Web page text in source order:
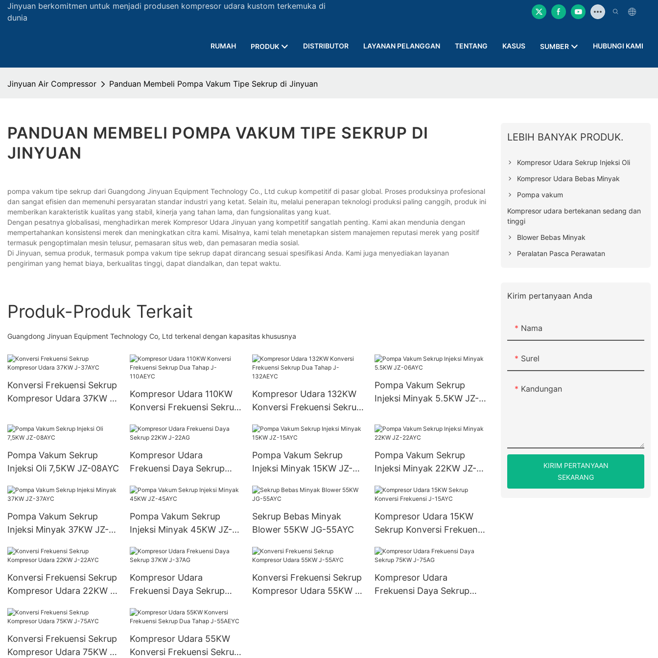
Jinyuan berkomitmen untuk menjadi produsen kompresor udara kustom terkemuka di
dunia
RUMAH PRODUK DISTRIBUTOR LAYANAN PELANGGAN TENTANG KASUS SUMBER HUBUNGI KAMI
Jinyuan Air Compressor Panduan Membeli Pompa Vakum Tipe Sekrup di Jinyuan
PANDUAN MEMBELI POMPA VAKUM TIPE SEKRUP DI
JINYUAN
pompa vakum tipe sekrup dari Guangdong Jinyuan Equipment Technology Co., Ltd cukup kompetitif di pasar global. Proses produksinya profesional
dan sangat efisien dan memenuhi persyaratan standar industri yang ketat. Selain itu, melalui penerapan teknologi produksi paling canggih, produk ini
memberikan karakteristik kualitas yang stabil, kinerja yang tahan lama, dan fungsionalitas yang kuat.
Dengan pesatnya globalisasi, menghadirkan merek Kompresor Udara Jinyuan yang kompetitif sangatlah penting. Kami akan mendunia dengan
mempertahankan konsistensi merek dan meningkatkan citra kami. Misalnya, kami telah menetapkan sistem manajemen reputasi merek yang positif
termasuk pengoptimalan mesin telusur, pemasaran situs web, dan pemasaran media sosial.
Di Jinyuan, semua produk, termasuk pompa vakum tipe sekrup dapat dirancang sesuai spesifikasi Anda. Kami juga menyediakan layanan
pengiriman yang hemat biaya, berkualitas tinggi, dapat diandalkan, dan tepat waktu.
Produk-Produk Terkait
Guangdong Jinyuan Equipment Technology Co, Ltd terkenal dengan kapasitas khususnya
Konversi Frekuensi Sekrup
Kompresor Udara 37KW J-
Kompresor Udara 110KW
Konversi Frekuensi Sekrup
Kompresor Udara 132KW
Konversi Frekuensi Sekrup
Pompa Vakum Sekrup
Injeksi Minyak 5.5KW JZ-
Pompa Vakum Sekrup
Injeksi Oli 7,5KW JZ-08AYC
Kompresor Udara
Frekuensi Daya Sekrup
Pompa Vakum Sekrup
Injeksi Minyak 15KW JZ-
Pompa Vakum Sekrup
Injeksi Minyak 22KW JZ-
Pompa Vakum Sekrup
Injeksi Minyak 37KW JZ-
Pompa Vakum Sekrup
Injeksi Minyak 45KW JZ-
Sekrup Bebas Minyak
Blower 55KW JG-55AYC
Kompresor Udara 15KW
Sekrup Konversi Frekuensi
Konversi Frekuensi Sekrup
Kompresor Udara 22KW J-
Kompresor Udara
Frekuensi Daya Sekrup
Konversi Frekuensi Sekrup
Kompresor Udara 55KW J-
Kompresor Udara
Frekuensi Daya Sekrup
Konversi Frekuensi Sekrup
Kompresor Udara 75KW J-
Kompresor Udara 55KW
Konversi Frekuensi Sekrup
LEBIH BANYAK PRODUK.
Kompresor Udara Sekrup Injeksi Oli
Kompresor Udara Bebas Minyak
Pompa vakum
Kompresor udara bertekanan sedang dan
tinggi
Blower Bebas Minyak
Peralatan Pasca Perawatan
Kirim pertanyaan Anda
Nama
Surel
Kandungan
KIRIM PERTANYAAN
SEKARANG